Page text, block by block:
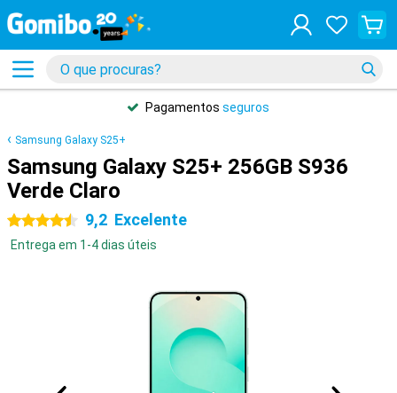
Pagamentos seguros
Samsung Galaxy S25+
Samsung Galaxy S25+ 256GB S936
Verde Claro
4.5 estrelas 9,2 Excelente
Entrega em 1-4 dias úteis